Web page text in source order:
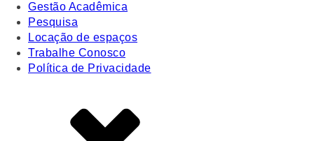
Gestão Acadêmica
Pesquisa
Locação de espaços
Trabalhe Conosco
Política de Privacidade